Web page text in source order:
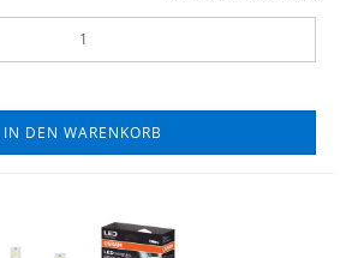
IN DEN WARENKORB